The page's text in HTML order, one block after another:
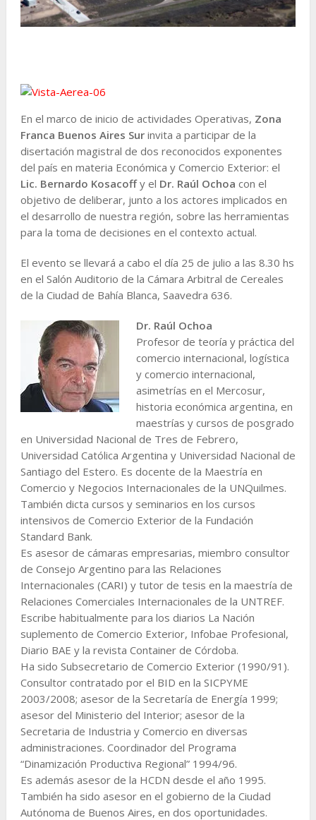
En el marco de inicio de actividades Operativas, Zona
Franca Buenos Aires Sur invita a participar de la
disertación magistral de dos reconocidos exponentes
del país en materia Económica y Comercio Exterior: el
Lic. Bernardo Kosacoffy el Dr. Raúl Ochoa con el
objetivo de deliberar, junto a los actores implicados en
el desarrollo de nuestra región, sobre las herramientas
para la toma de decisiones en el contexto actual.
El evento se llevará a cabo el día 25 de julio a las 8.30 hs
en el Salón Auditorio de la Cámara Arbitral de Cereales
de la Ciudad de Bahía Blanca, Saavedra 636.
Dr. Raúl Ochoa
Profesor de teoría y práctica del
comercio internacional, logística
y comercio internacional,
asimetrías en el Mercosur,
historia económica argentina, en
maestrías y cursos de posgrado
en Universidad Nacional de Tres de Febrero,
Universidad Católica Argentina y Universidad Nacional de
Santiago del Estero. Es docente de la Maestría en
Comercio y Negocios Internacionales de la UNQuilmes.
También dicta cursos y seminarios en los cursos
intensivos de Comercio Exterior de la Fundación
Standard Bank.
Es asesor de cámaras empresarias, miembro consultor
de Consejo Argentino para las Relaciones
Internacionales (CARI) y tutor de tesis en la maestría de
Relaciones Comerciales Internacionales de la UNTREF.
Escribe habitualmente para los diarios La Nación
suplemento de Comercio Exterior, Infobae Profesional,
Diario BAE y la revista Container de Córdoba.
Ha sido Subsecretario de Comercio Exterior (1990/91).
Consultor contratado por el BID en la SICPYME
2003/2008; asesor de la Secretaría de Energía 1999;
asesor del Ministerio del Interior; asesor de la
Secretaria de Industria y Comercio en diversas
administraciones. Coordinador del Programa
“Dinamización Productiva Regional” 1994/96.
Es además asesor de la HCDN desde el año 1995.
También ha sido asesor en el gobierno de la Ciudad
Autónoma de Buenos Aires, en dos oportunidades.